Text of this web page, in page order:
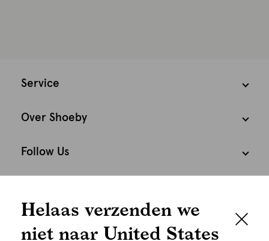
graag persoonlijk
Service
Over Shoeby
Follow Us
Nederland Nederlands
Helaas verzenden we
niet naar United States